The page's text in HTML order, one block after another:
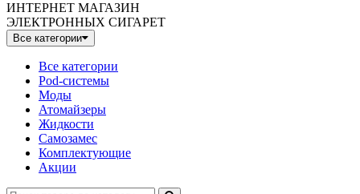
ИНТЕРНЕТ МАГАЗИН
ЭЛЕКТРОННЫХ СИГАРЕТ
Все категории
Все категории
Pod-системы
Моды
Атомайзеры
Жидкости
Самозамес
Комплектующие
Акции